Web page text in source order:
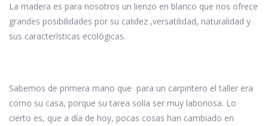
La madera es para nosotros un lienzo en blanco que nos ofrece
grandes posibilidades por su calidez ,versatilidad, naturalidad y
sus características ecológicas.
Sabemos de primera mano que para un carpintero el taller era
como su casa, porque su tarea solía ser muy laboriosa. Lo
cierto es, que a día de hoy, pocas cosas han cambiado en